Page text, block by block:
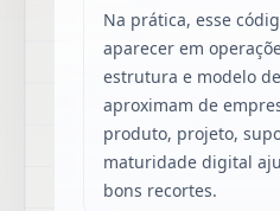
Na prática, esse
aparecer em
estrutura e modelo
aproximam de
produto, projeto,
maturidade digital
bons recortes.